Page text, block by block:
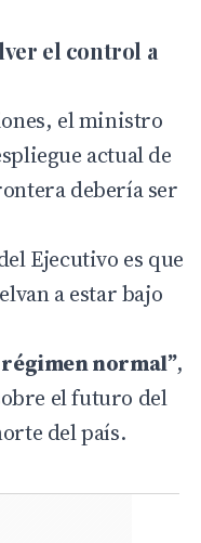
el control a
el ministro
actual de
debería ser
Ejecutivo es que
a estar bajo
normal”,
el futuro del
del país.